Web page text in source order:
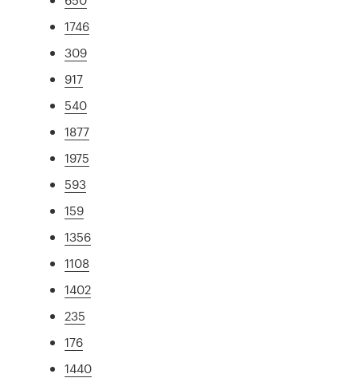
1746
309
917
540
1877
1975
593
159
1356
1108
1402
235
176
1440